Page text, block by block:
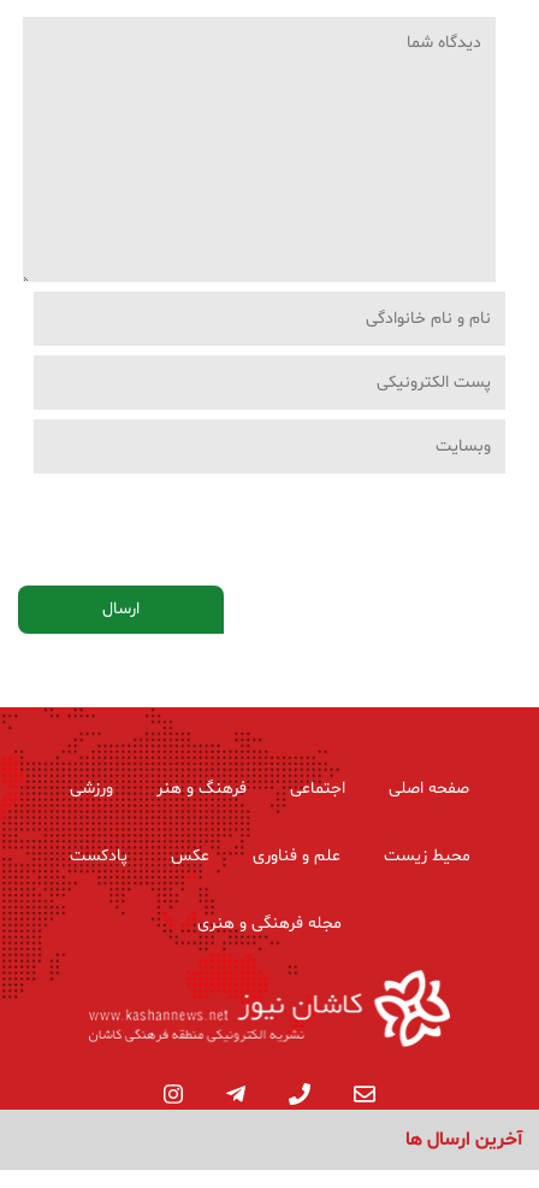
آخرین ارسال ها
صفحه اصلی اجتماعی فرهنگ و هنر ورزشی
محیط زیست علم و فناوری عکس پادکست
مجله فرهنگی و هنری